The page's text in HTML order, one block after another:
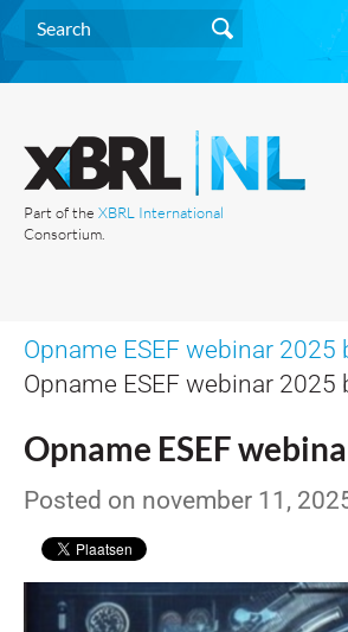
Part of the XBRL International
Consortium.
Opname ESEF webinar 2025
Opname ESEF webinar 2025
Opname ESEF
Posted on november 11,